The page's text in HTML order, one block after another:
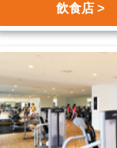
飲食店 >